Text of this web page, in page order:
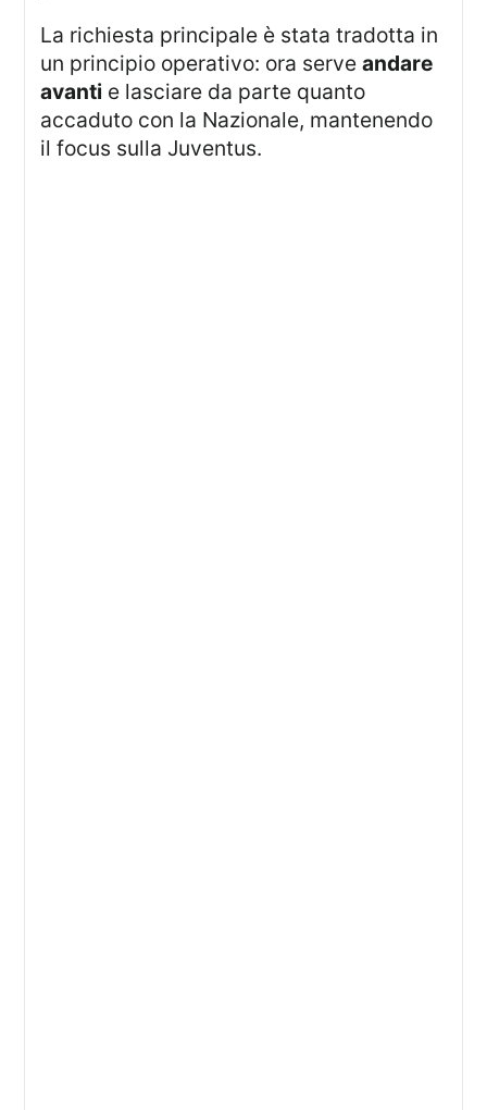
La richiesta principale è stata tradotta in
un principio operativo: ora serveandare
avanti e lasciare da parte quanto
accaduto con la Nazionale, mantenendo
il focus sulla Juventus.